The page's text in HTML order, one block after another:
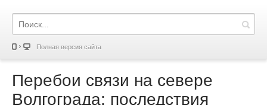
Полная версия сайта
Перебои связи на севере
Волгограда: последствия